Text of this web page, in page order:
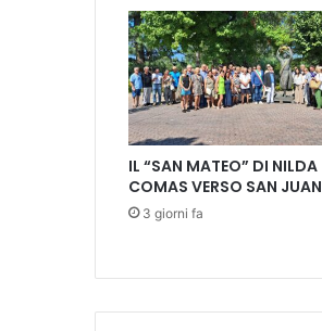
U
R
E
T
E
S
S
I
L
I
I
IL “SAN MATEO” DI NILDA
COMAS VERSO SAN JUAN
3 giorni fa